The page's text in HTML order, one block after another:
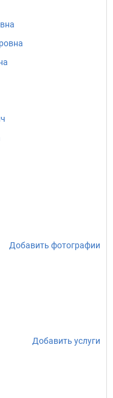
Добавить фотографии
Добавить услуги